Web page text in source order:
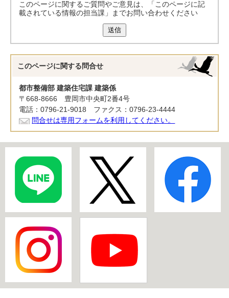
このページに関するご質問やご意見は、「このページに記
載されている情報の担当課」までお問い合わせください
送信
このページに関する 問合せ
都市整備部 建築住宅課 建築係
〒668-8666 豊岡市中央町2番4号
電話：0796-21-9018 ファクス：0796-23-4444
問合せは専用フォームを利用してください。